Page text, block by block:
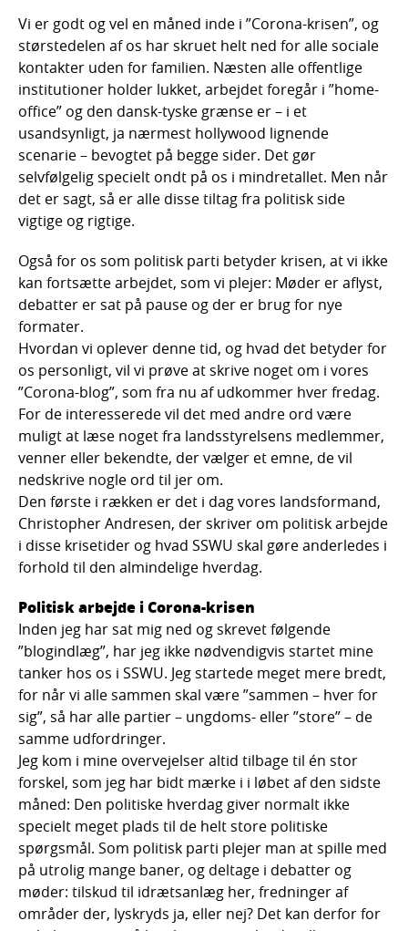
Vi er godt og vel en måned inde i ”Corona-krisen”, og
størstedelen af os har skruet helt ned for alle sociale
kontakter uden for familien. Næsten alle offentlige
institutioner holder lukket, arbejdet foregår i ”home-
office” og den dansk-tyske grænse er – i et
usandsynligt, ja nærmest hollywood lignende
scenarie – bevogtet på begge sider. Det gør
selvfølgelig specielt ondt på os i mindretallet. Men når
det er sagt, så er alle disse tiltag fra politisk side
vigtige og rigtige.
Også for os som politisk parti betyder krisen, at vi ikke
kan fortsætte arbejdet, som vi plejer: Møder er aflyst,
debatter er sat på pause og der er brug for nye
formater.
Hvordan vi oplever denne tid, og hvad det betyder for
os personligt, vil vi prøve at skrive noget om i vores
”Corona-blog”, som fra nu af udkommer hver fredag.
For de interesserede vil det med andre ord være
muligt at læse noget fra landsstyrelsens medlemmer,
venner eller bekendte, der vælger et emne, de vil
nedskrive nogle ord til jer om.
Den første i rækken er det i dag vores landsformand,
Christopher Andresen, der skriver om politisk arbejde
i disse krisetider og hvad SSWU skal gøre anderledes i
forhold til den almindelige hverdag.
Politisk arbejde i Corona-krisen
Inden jeg har sat mig ned og skrevet følgende
”blogindlæg”, har jeg ikke nødvendigvis startet mine
tanker hos os i SSWU. Jeg startede meget mere bredt,
for når vi alle sammen skal være ”sammen – hver for
sig”, så har alle partier – ungdoms- eller ”store” – de
samme udfordringer.
Jeg kom i mine overvejelser altid tilbage til én stor
forskel, som jeg har bidt mærke i i løbet af den sidste
måned: Den politiske hverdag giver normalt ikke
specielt meget plads til de helt store politiske
spørgsmål. Som politisk parti plejer man at spille med
på utrolig mange baner, og deltage i debatter og
møder: tilskud til idrætsanlæg her, fredninger af
områder der, lyskryds ja, eller nej? Det kan derfor for